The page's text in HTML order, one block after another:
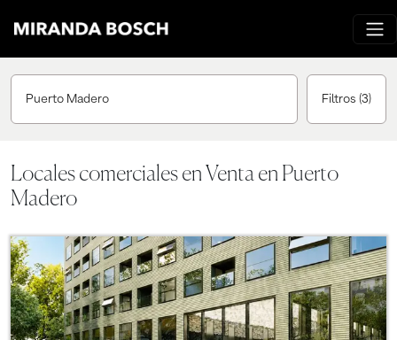
Puerto Madero Filtros (3)
Locales comerciales en Venta en Puerto
Madero